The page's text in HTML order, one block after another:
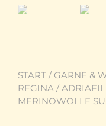
START / GARNE &
REGINA /
MERINOWOLLE